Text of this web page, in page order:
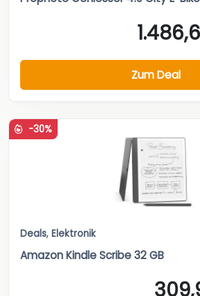
Zum Deal
-30%
Deals, Elektronik
Amazon Kindle Scribe 32 GB